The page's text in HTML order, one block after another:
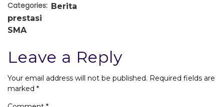
Categories: Berita
prestasi
SMA
Leave a Reply
Your email address will not be published. Required fields are
marked *